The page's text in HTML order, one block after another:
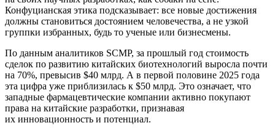
Конфуцианская этика подсказывает: все новые достижения
должны становиться достоянием человечества, а не узкой
группки избранных, будь то ученые или бизнесмены.
По данным аналитиков SCMP, за прошлый год стоимость
сделок по развитию китайских биотехнологий выросла почти
на 70%, превысив $40 млрд. А в первой половине 2025 года
эта цифра уже приблизилась к $50 млрд. Это означает, что
западные фармацевтические компании активно покупают
права на китайские разработки, признавая
их инновационность и потенциал.